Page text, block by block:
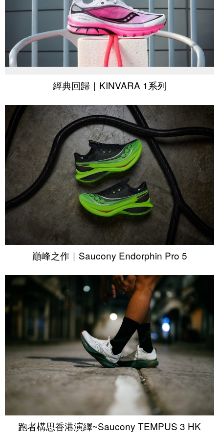
經典回歸｜KINVARA 1系列
巔峰之作｜Saucony Endorphin Pro 5
跑者構思香港演繹~Saucony TEMPUS 3 HK